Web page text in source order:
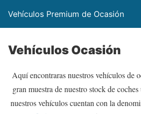
Vehículos Premium de Ocasión
Vehículos Ocasión
Aquí encontraras nuestros vehículos de
gran muestra de nuestro stock de
nuestros vehículos cuentan con la